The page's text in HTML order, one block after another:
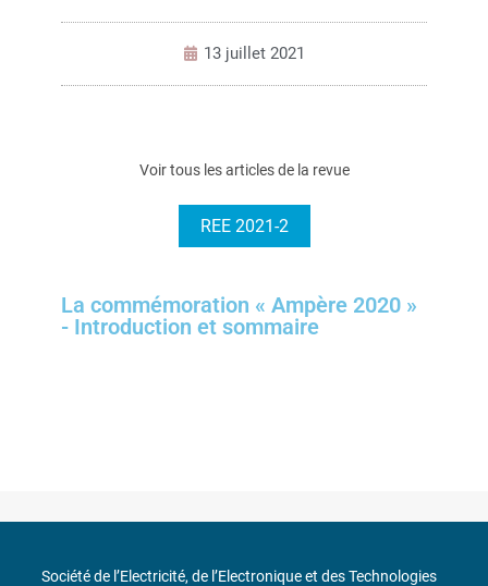
13 juillet 2021
Voir tous les articles de la revue
REE 2021-2
La commémoration « Ampère 2020 »
- Introduction et sommaire
Société de l’Electricité, de l’Electronique et des Technologies